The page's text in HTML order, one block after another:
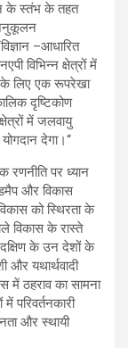
के स्तंभ के तहत
अनुकूलन
–आधारित
विभिन्न क्षेत्रों में
के लिए एक रूपरेखा
दृष्टिकोण
में जलवायु
देगा।“
रणनीति पर ध्यान
और विकास
को स्थिरता के
विकास के रास्ते
के उन देशों के
और यथार्थवादी
में ठहराव का सामना
परिवर्तनकारी
और स्थायी